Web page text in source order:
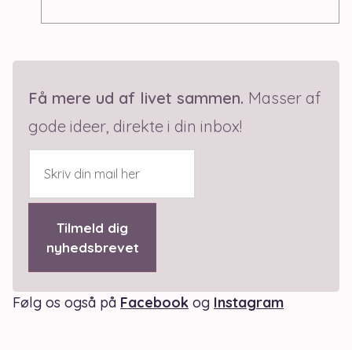
Få mere ud af livet sammen. Masser af
gode ideer, direkte i din inbox!
Tilmeld dig
nyhedsbrevet
Følg os også på Facebook og Instagram